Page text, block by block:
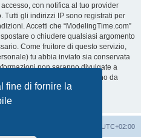
fine di fornire la
con notifica al tuo provider
Tutti gli indirizzi IP sono registrati per
Accetti che “ModelingTime.com”
o chiudere qualsiasi argomento
Come fruitore di questo servizio,
tu abbia inviato sia conservata
non saranno divulgate a
o phpBB sono da
al sistema che possa
UTC+02:00